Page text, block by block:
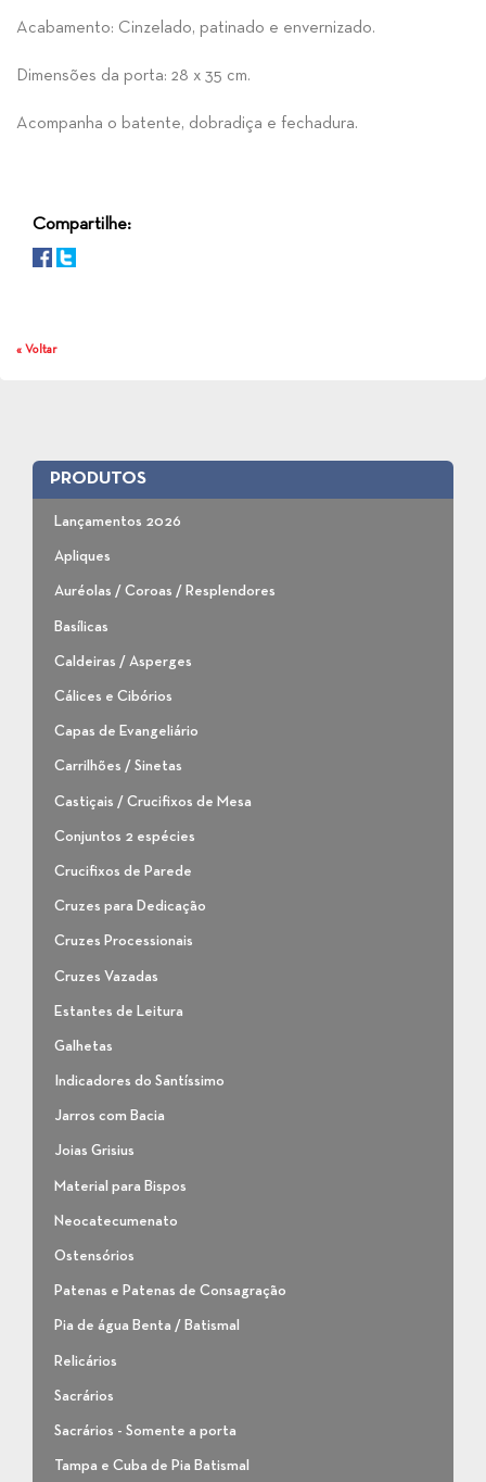
Acabamento: Cinzelado, patinado e envernizado.
Dimensões da porta: 28 x 35 cm.
Acompanha o batente, dobradiça e fechadura.
Compartilhe:
« Voltar
PRODUTOS
Lançamentos 2026
Apliques
Auréolas / Coroas / Resplendores
Basílicas
Caldeiras / Asperges
Cálices e Cibórios
Capas de Evangeliário
Carrilhões / Sinetas
Castiçais / Crucifixos de Mesa
Conjuntos 2 espécies
Crucifixos de Parede
Cruzes para Dedicação
Cruzes Processionais
Cruzes Vazadas
Estantes de Leitura
Galhetas
Indicadores do Santíssimo
Jarros com Bacia
Joias Grisius
Material para Bispos
Neocatecumenato
Ostensórios
Patenas e Patenas de Consagração
Pia de água Benta / Batismal
Relicários
Sacrários
Sacrários - Somente a porta
Tampa e Cuba de Pia Batismal